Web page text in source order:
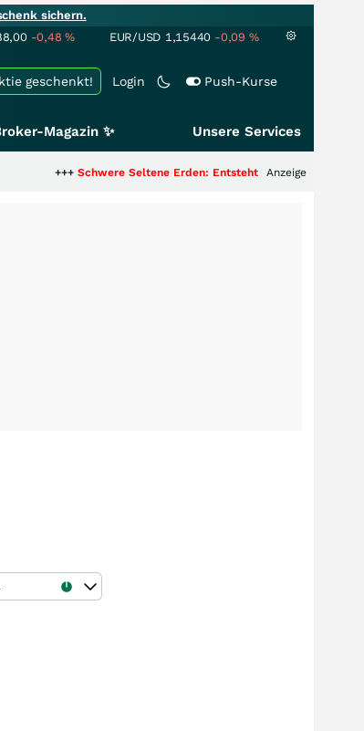
sichern.
-0,48% EUR/USD 1,15440 -0,09 %
Login Push-Kurse
geschenkt!
Magazin ✨ Unsere Services
Schwere Seltene Erden: Entsteht hier die nächste
Anzeige